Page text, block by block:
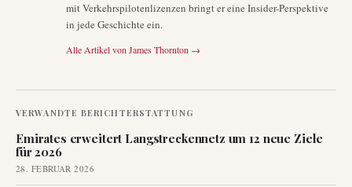
mit Verkehrspilotenlizenzen bringt er eine Insider-Perspektive
in jede Geschichte ein.
Alle Artikel von James Thornton →
VERWANDTE BERICHTERSTATTUNG
Emirates erweitert Langstreckennetz um 12 neue Ziele
für 2026
28. FEBRUAR 2026